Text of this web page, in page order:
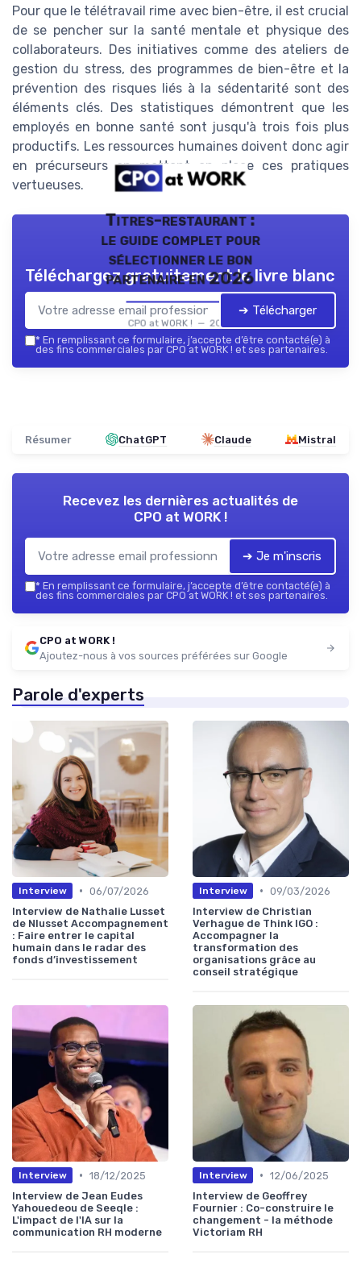
Pour que le télétravail rime avec bien-être, il est crucial
de se pencher sur la santé mentale et physique des
collaborateurs. Des initiatives comme des ateliers de
gestion du stress, des programmes de bien-être et la
prévention des risques liés à la sédentarité sont des
éléments clés. Des statistiques démontrent que les
employés en bonne santé sont jusqu'à trois fois plus
productifs. Les ressources humaines doivent donc agir
en précurseurs en mettant en place ces pratiques
vertueuses.
Titres-restaurant :
le guide complet pour
sélectionner le bon
partenaire en 2026
CPO at WORK ! — 2026
Téléchargez gratuitement le livre blanc
➔ Télécharger
* En remplissant ce formulaire, j’accepte d’être contacté(e) à
des fins commerciales par CPO at WORK ! et ses partenaires.
Résumer ChatGPT Claude Mistral
Recevez les dernières actualités de
CPO at WORK !
➔ Je m'inscris
* En remplissant ce formulaire, j’accepte d’être contacté(e) à
des fins commerciales par CPO at WORK ! et ses partenaires.
CPO at WORK !
Ajoutez-nous à vos sources préférées sur Google
Parole d'experts
Interview • 06/07/2026
Interview de Nathalie Lusset
de Nlusset Accompagnement
: Faire entrer le capital
humain dans le radar des
fonds d’investissement
Interview • 09/03/2026
Interview de Christian
Verhague de Think IGO :
Accompagner la
transformation des
organisations grâce au
conseil stratégique
Interview • 18/12/2025
Interview de Jean Eudes
Yahouedeou de Seeqle :
L'impact de l'IA sur la
communication RH moderne
Interview • 12/06/2025
Interview de Geoffrey
Fournier : Co-construire le
changement - la méthode
Victoriam RH